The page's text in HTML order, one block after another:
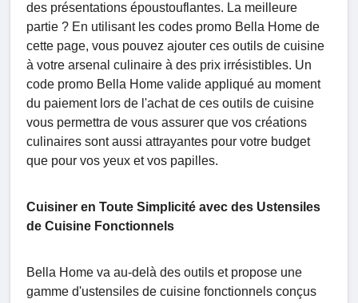
des présentations époustouflantes. La meilleure
partie ? En utilisant les codes promo Bella Home de
cette page, vous pouvez ajouter ces outils de cuisine
à votre arsenal culinaire à des prix irrésistibles. Un
code promo Bella Home valide appliqué au moment
du paiement lors de l'achat de ces outils de cuisine
vous permettra de vous assurer que vos créations
culinaires sont aussi attrayantes pour votre budget
que pour vos yeux et vos papilles.
Cuisiner en Toute Simplicité avec des Ustensiles
de Cuisine Fonctionnels
Bella Home va au-delà des outils et propose une
gamme d'ustensiles de cuisine fonctionnels conçus